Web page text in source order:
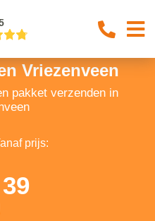
Vriezenveen
pakket verzenden in
prijs:
39